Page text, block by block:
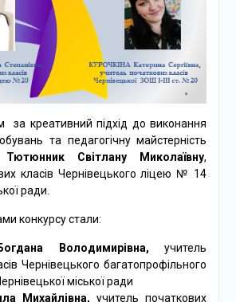
підхід до виконання
та педагогічну майстерність
Тютюнник Світлану Миколаївну,
класів Чернівецького ліцею № 14
ради.
стали:
Володимирівна, учитель
Чернівецького багатопрофільного
міської ради
Михайлівна, учитель початкових